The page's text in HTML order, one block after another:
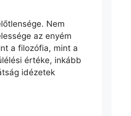
Nem
az enyém
a filozófia, mint a
értéke, inkább
idézetek